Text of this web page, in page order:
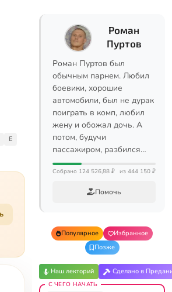
E
Роман
Пуртов
Роман Пуртов был
обычным парнем. Любил
боевики, хорошие
автомобили, был не дурак
поиграть в комп, любил
жену и обожал дочь. А
потом, будучи
пассажиром, разбился…
Собрано 124 526,88 ₽ из 444 150 ₽
Помочь
Популярное
Избранное
Позже
Наш лекторий Сделано в
С ЧЕГО НАЧАТЬ